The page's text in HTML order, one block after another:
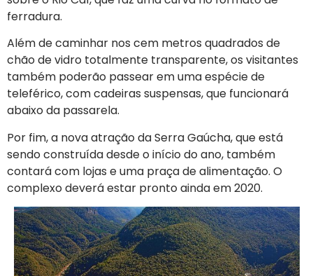
ferradura.
Além de caminhar nos cem metros quadrados de
chão de vidro totalmente transparente, os visitantes
também poderão passear em uma espécie de
teleférico, com cadeiras suspensas, que funcionará
abaixo da passarela.
Por fim, a nova atração da Serra Gaúcha, que está
sendo construída desde o início do ano, também
contará com lojas e uma praça de alimentação. O
complexo deverá estar pronto ainda em 2020.